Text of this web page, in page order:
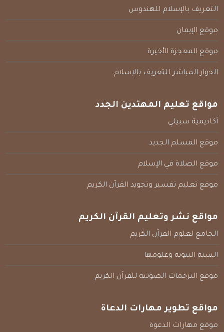
التعريف بالإسلام للهندوس
موقع الإيمان
موقع المعجزة الأخيرة
الحوار المباشر للتعريف بالإسلام
مواقع تعليم المهتدين الجدد
أكاديمية سبيلي
موقع المسلم الجديد
موقع الصلاة في الإسلام
موقع تعليم تفسير وتجويد القرآن الكريم
مواقع نشر وتعليم القرآن الكريم
الجامع لعلوم القرآن الكريم
السنة النبوية وعلومها
موقع الترجمات الصوتية للقرآن الكريم
مواقع تطوير مهارات الدعاة
موقع مهارات الدعوة